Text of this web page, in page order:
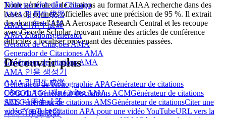
Trình tạo trích dẫn Chicago
AMA 引用生成器
AMA引用生成器
AMA Zitationsgenerator
Gerador de Citações AMA
Generador de Citaciones AMA
Générateur de citations AMA
AMA 인용 생성기
AMA 引用生成器
Công cụ Tạo Dẫn Chứng AMA
ACS 引用生成器
ACS引用生成器
Notre générateur de citations au format AIAA recherche dans des
bases de données officielles avec une précision de 95 %. Il extrait
des données d'AIAA Aerospace Research Central et les recoupe
avec Google Scholar, trouvant même des articles de conférence
difficiles à localiser provenant des décennies passées.
Découvrir plus
Générateur de bibliographie APAGénérateur de citations
OSCOLAGénérateur de citations ACMGénérateur de citations
SBLGénérateur de citations AMSGénérateur de citationsCiter une
vidéo YouTubeCitation APA pour une vidéo YouTubeURL vers la